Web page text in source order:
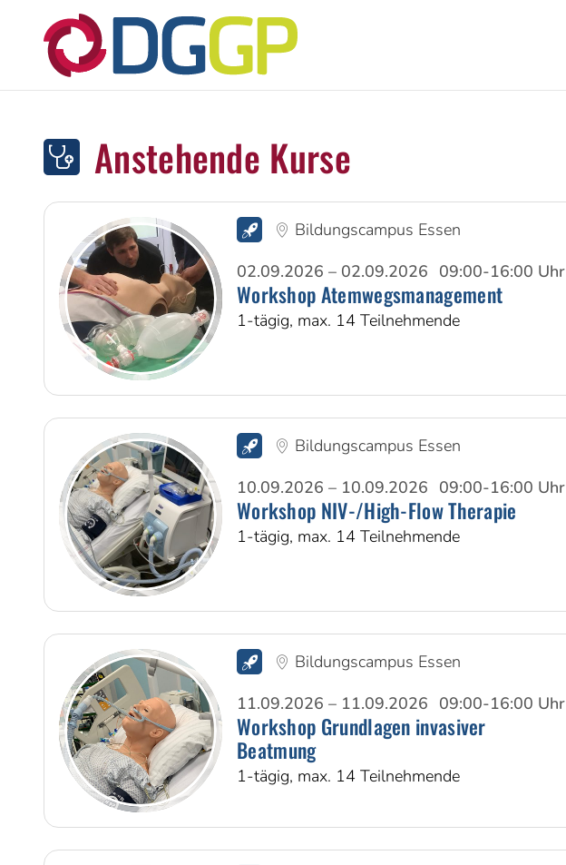
Anstehende Kurse
Bildungscampus Essen
02.09.2026 – 02.09.2026 09:00-16:00 Uhr
Workshop Atemwegsmanagement
1-tägig, max. 14 Teilnehmende
Bildungscampus Essen
10.09.2026 – 10.09.2026 09:00-16:00 Uhr
Workshop NIV-/High-Flow Therapie
1-tägig, max. 14 Teilnehmende
Bildungscampus Essen
11.09.2026 – 11.09.2026 09:00-16:00 Uhr
Workshop Grundlagen invasiver
Beatmung
1-tägig, max. 14 Teilnehmende